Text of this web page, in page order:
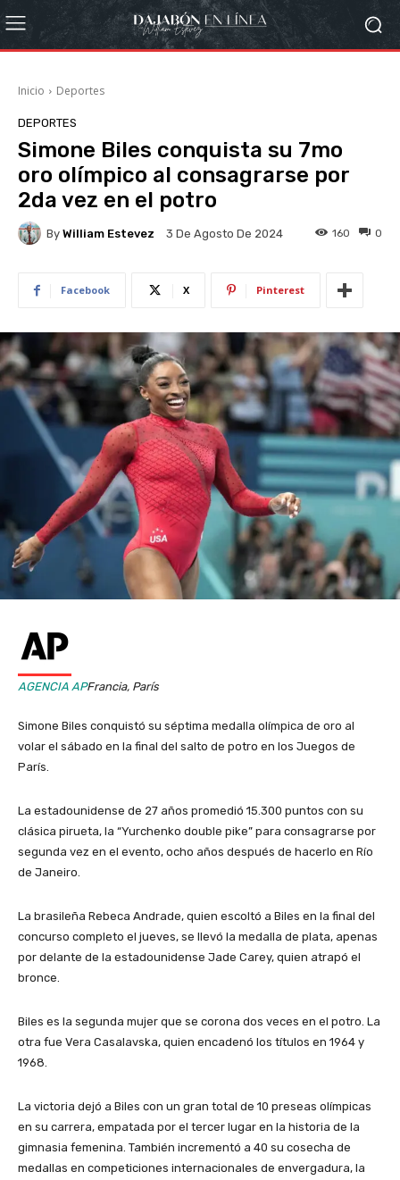
Inicio Deportes
DEPORTES
Simone Biles conquista su 7mo
oro olímpico al consagrarse por
2da vez en el potro
By William Estevez 3 De Agosto De 2024 0
160
Facebook X Pinterest
AGENCIA APFrancia, París
Simone Biles conquistó su séptima medalla olímpica de oro al
volar el sábado en la final del salto de potro en los Juegos de
París.
La estadounidense de 27 años promedió 15.300 puntos con su
clásica pirueta, la “Yurchenko double pike” para consagrarse por
segunda vez en el evento, ocho años después de hacerlo en Río
de Janeiro.
La brasileña Rebeca Andrade, quien escoltó a Biles en la final del
concurso completo el jueves, se llevó la medalla de plata, apenas
por delante de la estadounidense Jade Carey, quien atrapó el
bronce.
Biles es la segunda mujer que se corona dos veces en el potro. La
otra fue Vera Casalavska, quien encadenó los títulos en 1964 y
1968.
La victoria dejó a Biles con un gran total de 10 preseas olímpicas
en su carrera, empatada por el tercer lugar en la historia de la
gimnasia femenina. También incrementó a 40 su cosecha de
medallas en competiciones internacionales de envergadura, la